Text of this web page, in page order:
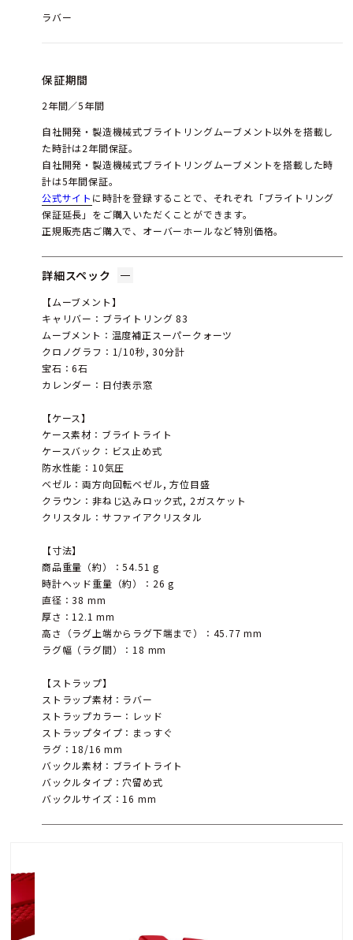
ラバー
保証期間
2年間／5年間
自社開発・製造機械式ブライトリングムーブメント以外を搭載し
た時計は2年間保証。
自社開発・製造機械式ブライトリングムーブメントを搭載した時
計は5年間保証。
公式サイト に時計を登録することで、それぞれ「ブライトリング
保証延長」をご購入いただくことができます。
正規販売店ご購入で、オーバーホールなど特別価格。
詳細スペック
【ムーブメント】
キャリバー：ブライトリング 83
ムーブメント：温度補正スーパークォーツ
クロノグラフ：1/10秒, 30分計
宝石：6石
カレンダー：日付表示窓
【ケース】
ケース素材：ブライトライト
ケースバック：ビス止め式
防水性能：10気圧
ベゼル：両方向回転ベゼル, 方位目盛
クラウン：非ねじ込みロック式, 2ガスケット
クリスタル：サファイアクリスタル
【寸法】
商品重量（約）：54.51 g
時計ヘッド重量（約）：26 g
直径：38 mm
厚さ：12.1 mm
高さ（ラグ上端からラグ下端まで）：45.77 mm
ラグ幅（ラグ間）：18 mm
【ストラップ】
ストラップ素材：ラバー
ストラップカラー：レッド
ストラップタイプ：まっすぐ
ラグ：18/16 mm
バックル素材：ブライトライト
バックルタイプ：穴留め式
バックルサイズ：16 mm